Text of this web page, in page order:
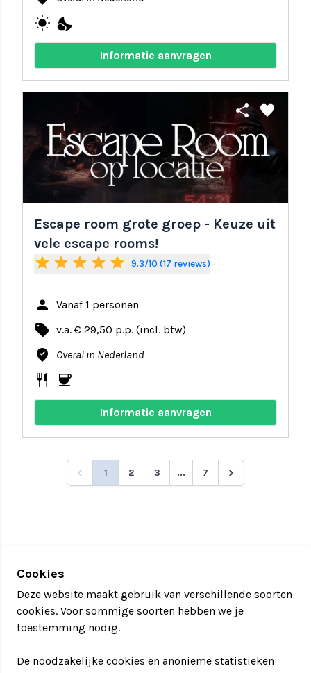
wb_sunny nights_stay
Informatie aanvragen
share favorite
Escape room grote groep - Keuze uit
vele escape rooms!
star star star star star 9.3/10 (17 reviews)
person Vanaf 1 personen
local_offer v.a. € 29,50 p.p. (incl. btw)
where_to_vote Overal in Nederland
restaurant coffee
Informatie aanvragen
1 2 3 ... 7
Cookies
Deze website maakt gebruik van verschillende soorten
cookies. Voor sommige soorten hebben we je
toestemming nodig.
De noodzakelijke cookies en anonieme statistieken